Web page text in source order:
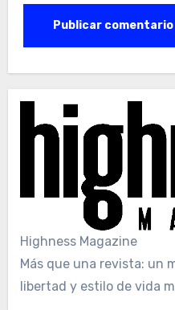
Highness Magazine
Más que una revista: un
libertad y estilo de vida